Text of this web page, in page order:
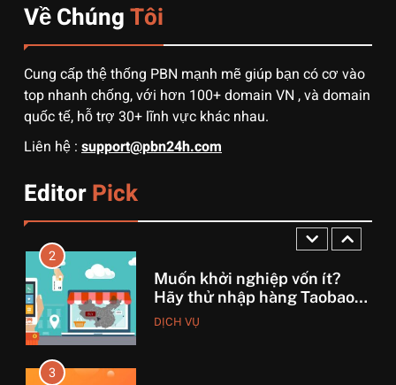
Về ChúngTôi
Cung cấp thệ thống PBN mạnh mẽ giúp bạn có cơ vào
top nhanh chống, với hơn 100+ domain VN , và domain
quốc tế, hỗ trợ 30+ lĩnh vực khác nhau.
Liên hệ : support@pbn24h.com
EditorPick
8
Quy trình vận chuyển hàng
từ Alibaba về Việt Nam: Nên
chọn đường biển hay đường
hàng không?
DỊCH VỤ
1
2
Muốn khởi nghiệp vốn ít?
Hãy thử nhập hàng Taobao –
Từ hai bàn tay trắng đến
tháng lời 20 triệu
DỊCH VỤ
3